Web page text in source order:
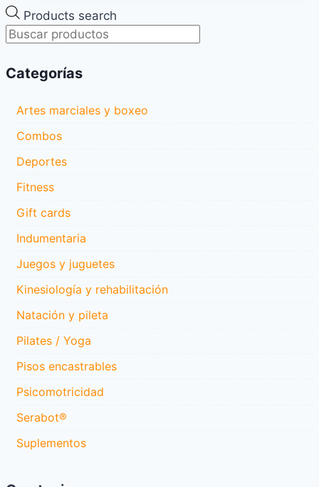
Products search
Categorías
Artes marciales y boxeo
Combos
Deportes
Fitness
Gift cards
Indumentaria
Juegos y juguetes
Kinesiología y rehabilitación
Natación y pileta
Pilates / Yoga
Pisos encastrables
Psicomotricidad
Serabot®
Suplementos